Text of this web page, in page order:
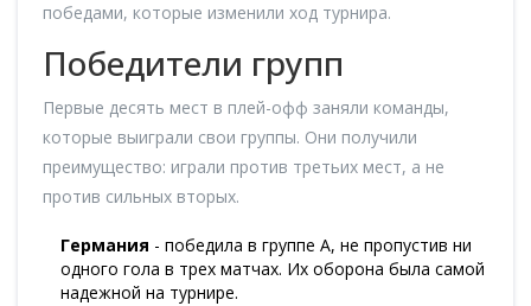
победами, которые изменили ход турнира.
Победители групп
Первые десять мест в плей-офф заняли команды,
которые выиграли свои группы. Они получили
преимущество: играли против третьих мест, а не
против сильных вторых.
Германия - победила в группе A, не пропустив ни
одного гола в трех матчах. Их оборона была самой
надежной на турнире.